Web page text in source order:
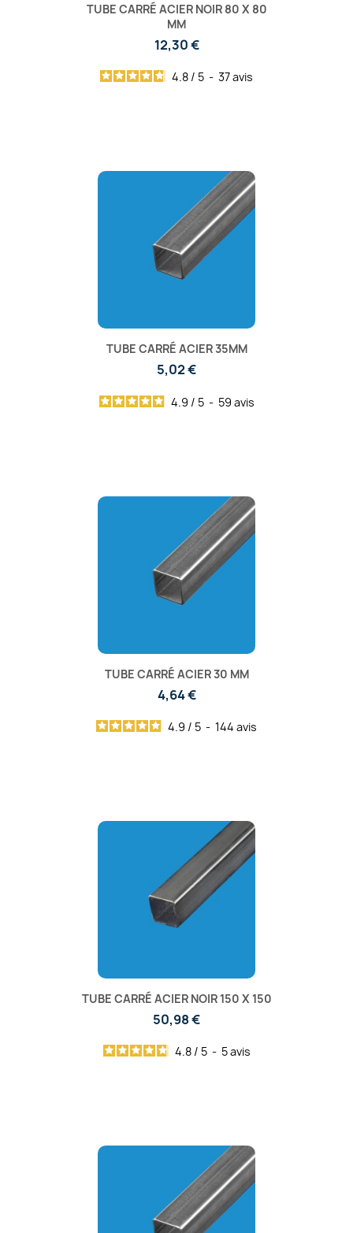
TUBE CARRÉ ACIER NOIR 80 X 80
MM
12,30 €
4.8 / 5 - 37avis
TUBE CARRÉ ACIER 35MM
5,02 €
4.9 / 5 - 59 avis
TUBE CARRÉ ACIER 30 MM
4,64 €
4.9 / 5 - 144 avis
TUBE CARRÉ ACIER NOIR 150 X 150
50,98 €
4.8 / 5 - 5avis